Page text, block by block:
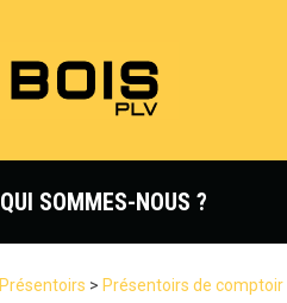
QUI SOMMES-NOUS ?
Présentoirs > Présentoirs de comptoir